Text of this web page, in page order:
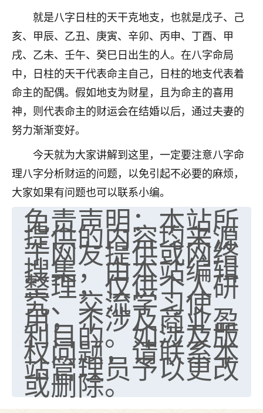
就是八字日柱的天干克地支，也就是戊子、己
亥、甲辰、乙丑、庚寅、辛卯、丙申、丁酉、甲
戌、乙未、壬午、癸巳日出生的人。在八字命局
中，日柱的天干代表命主自己，日柱的地支代表着
命主的配偶。假如地支为财星，且为命主的喜用
神，则代表命主的财运会在结婚以后，通过夫妻的
努力渐渐变好。
今天就为大家讲解到这里，一定要注意八字命
理八字分析财运的问题，以免引起不必要的麻烦，
大家如果有问题也可以联系小编。
免责声明：本站所
提供的内容均来源
于网友提供或网络
搜集，由本站编辑
整理，仅供个人研
究、交流学习使
用，不涉及商业盈
利目的。如涉及版
权问题，请联系本
站管理员予以更改
或删除。
优秀的张同学
老师收徒吗？？我对这些很感兴趣
2天前 来自山西 15